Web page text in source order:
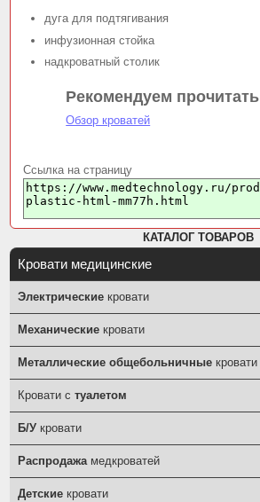
дуга для подтягивания
инфузионная стойка
надкроватный столик
Рекомендуем прочитать
Обзор кроватей
Ссылка на страницу
КАТАЛОГ ТОВАРОВ
Кровати медицинские
Электрические кровати
Механические кровати
Металлические общебольничные кровати
Кровати стуалетом
Б/У кровати
Распродажамедкроватей
Детские кровати